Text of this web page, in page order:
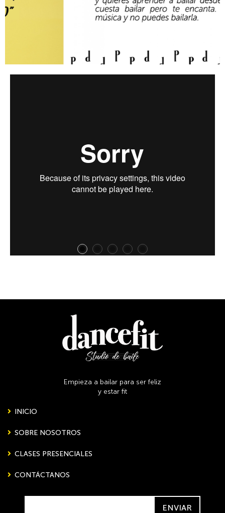
Empieza a bailar para ser feliz
y estar fit
INICIO
SOBRE NOSOTROS
CLASES PRESENCIALES
CONTÁCTANOS